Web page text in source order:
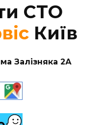
СТО
Київ
Залізняка 2А